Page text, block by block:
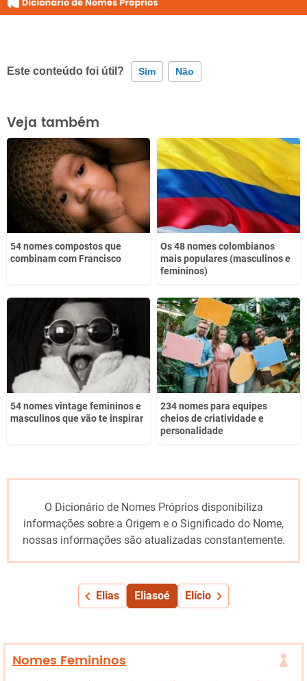
Este conteúdo foi útil? Sim Não
Este conteúdo contém informação incorreta
Este conteúdo não tem a informação que procuro
Outro
Veja também
54 nomes compostos que
combinam com Francisco
Os 48 nomes colombianos
mais populares (masculinos e
femininos)
54 nomes vintage femininos e
masculinos que vão te inspirar
234 nomes para equipes
cheios de criatividade e
personalidade
O Dicionário de Nomes Próprios disponibiliza
informações sobre a Origem e o Significado do Nome,
nossas informações são atualizadas constantemente.
Elias Eliasoé Elício
Nomes Femininos